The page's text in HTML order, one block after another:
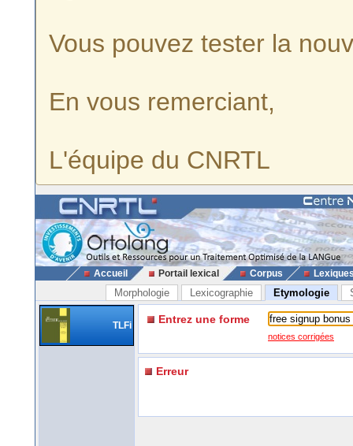
Vous pouvez tester la
En vous remerciant,
L'équipe du CNRTL
Accueil Portail lexical Corpus
Morphologie Lexicographie Etymologie
TLFi Entrez une forme
notices corrigées
Erreur